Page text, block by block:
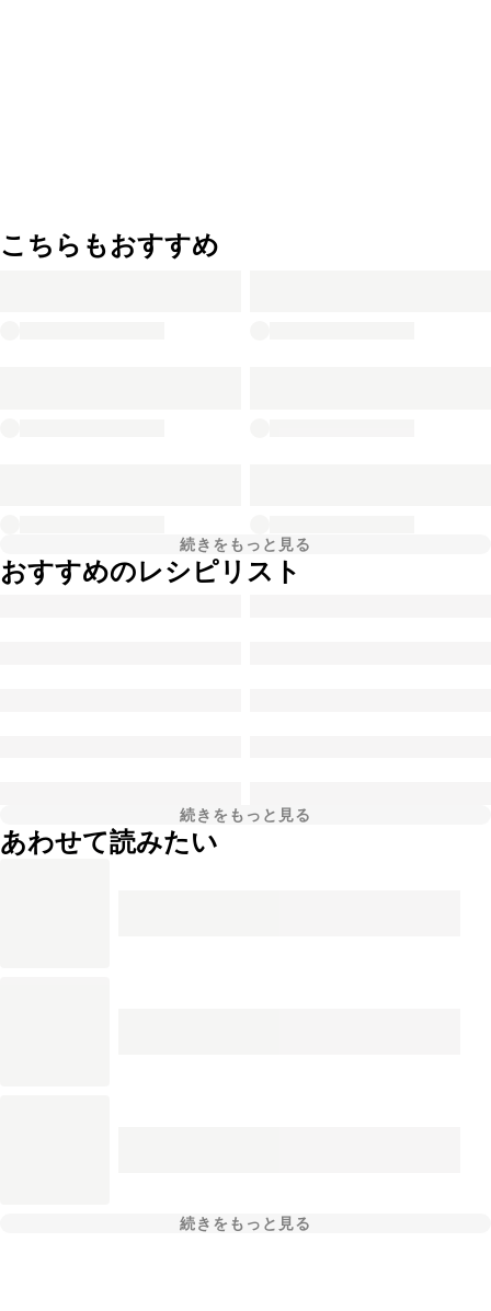
こちらもおすすめ
続きをもっと見る
おすすめのレシピリスト
続きをもっと見る
あわせて読みたい
続きをもっと見る